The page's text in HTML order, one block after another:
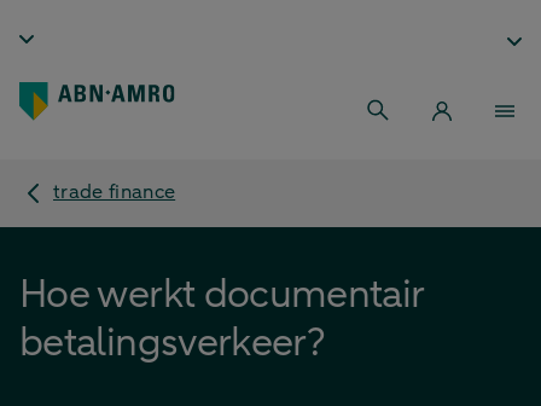
trade finance
Hoe werkt documentair
betalingsverkeer?